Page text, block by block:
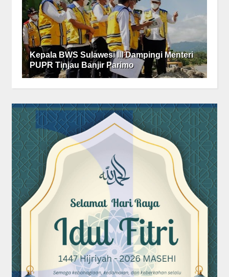
Kepala BWS Sulawesi III Dampingi Menteri
PUPR Tinjau Banjir Parimo